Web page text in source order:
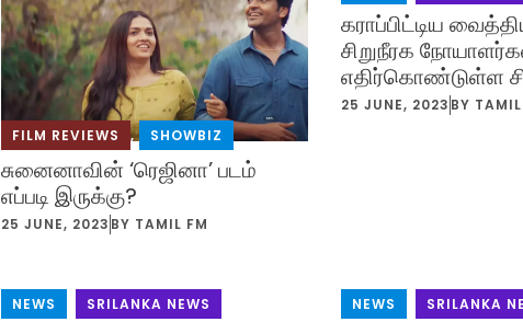
FILM REVIEWS , SHOWBIZ
சுனைனாவின் ‘ரெஜினா’ படம்
எப்படி இருக்கு?
25 JUNE, 2023 BY TAMIL FM
கராப்பிட்டிய
சிறுநீரக
எதிர்கொண்டுள்ள
25 JUNE, 2023 BY
NEWS SRILANKA NEWS NEWS SRILANKA